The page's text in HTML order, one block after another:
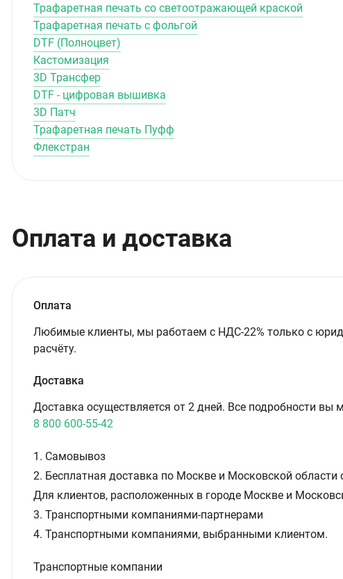
Трафаретная печать со светоотражающей краской
Трафаретная печать с фольгой
DTF (Полноцвет)
Кастомизация
3D Трансфер
DTF - цифровая вышивка
3D Патч
Трафаретная печать Пуфф
Флекстран
Оплата и доставка
Оплата
Любимые клиенты, мы работаем с НДС-22% только с
расчёту.
Доставка
Доставка осуществляется от 2 дней. Все подробности вы
8 800 600-55-42
1. Самовывоз
2. Бесплатная доставка по Москве и Московской области
Для клиентов, расположенных в городе Москве и
3. Транспортными компаниями-партнерами
4. Транспортными компаниями, выбранными клиентом.
Транспортные компании